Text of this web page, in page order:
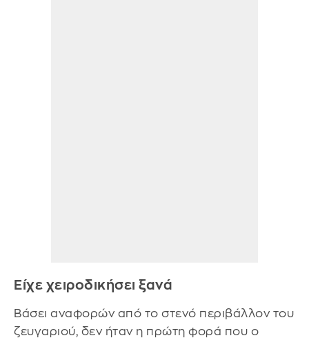
Είχε χειροδικήσει ξανά
Βάσει αναφορών από το στενό περιβάλλον του
ζευγαριού, δεν ήταν η πρώτη φορά που ο